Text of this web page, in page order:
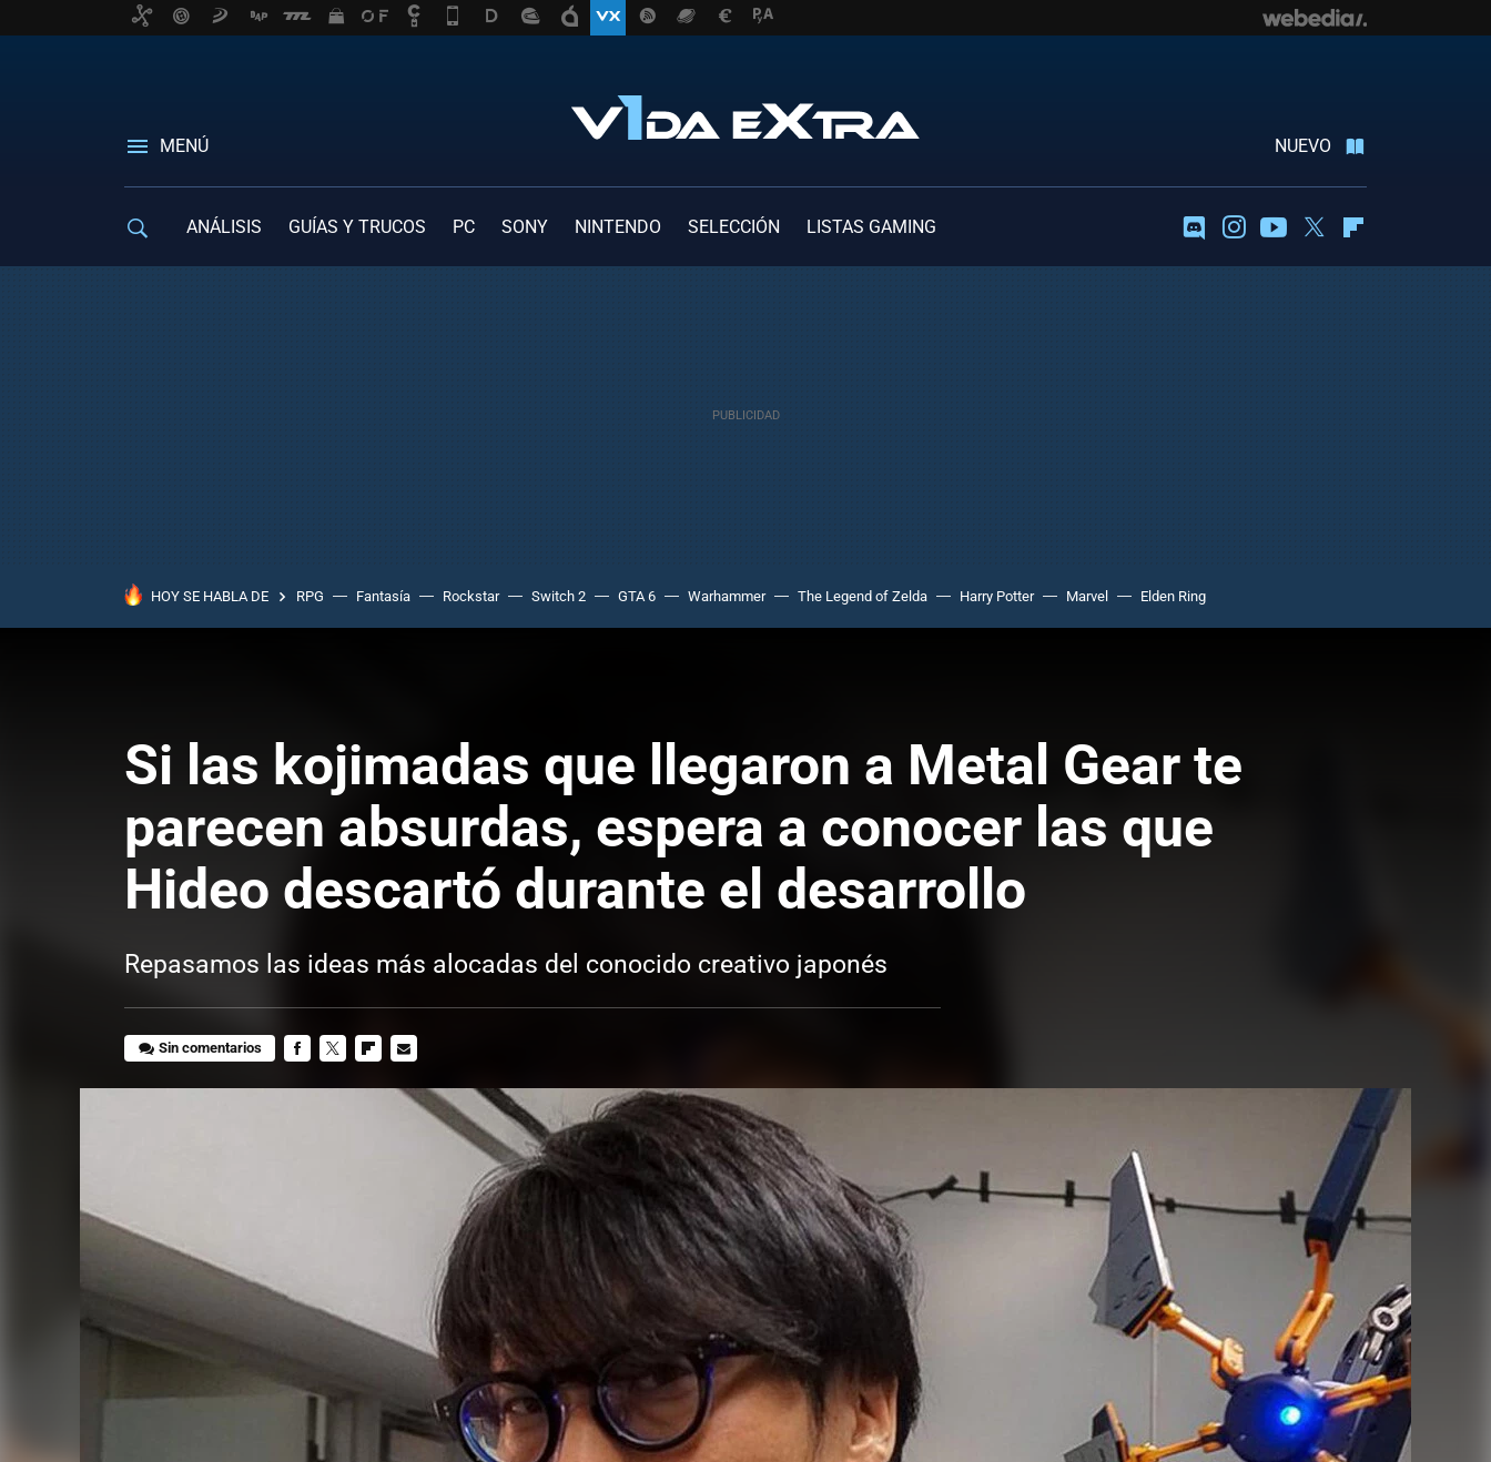
MENÚ NUEVO
ANÁLISIS GUÍAS Y TRUCOS PC SONY NINTENDO SELECCIÓN LISTAS GAMING DiscordInstagramYoutubeTwitter
HOY SE HABLA DE RPG Fantasía Rockstar Switch 2 GTA 6 Warhammer The Legend of Zelda Harry Potter Marvel Elden Ring
Si las kojimadas que llegaron a Metal Gear te
parecen absurdas, espera a conocer las que
Hideo descartó durante el desarrollo
Repasamos las ideas más alocadas del conocido creativo japonés
Sin comentarios
MAIL